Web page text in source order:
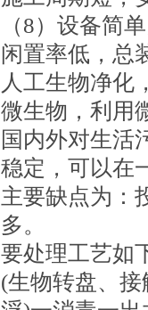
（8）设备简
闲置率低，总
人工生物净化
微生物，利用
国内外对生活
稳定，可以在
主要缺点为：
多。
要处理工艺如
(生物转盘、